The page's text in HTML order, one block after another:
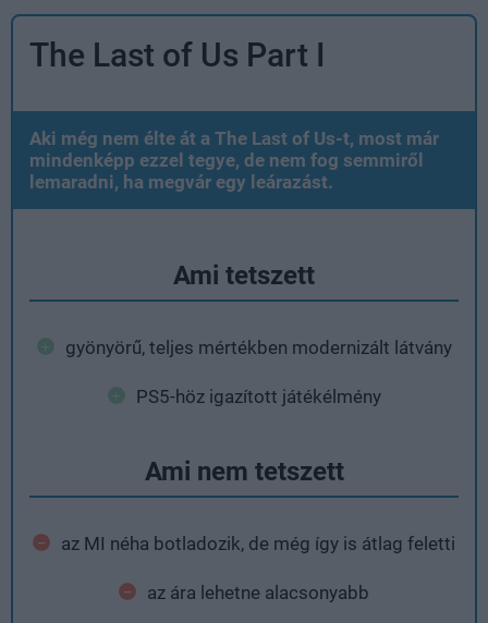
The Last of Us Part I
Aki még nem élte át a The Last of Us-t, most már
mindenképp ezzel tegye, de nem fog semmiről
lemaradni, ha megvár egy leárazást.
Ami tetszett
gyönyörű, teljes mértékben modernizált látvány
PS5-höz igazított játékélmény
Ami nem tetszett
az MI néha botladozik, de még így is átlag feletti
az ára lehetne alacsonyabb